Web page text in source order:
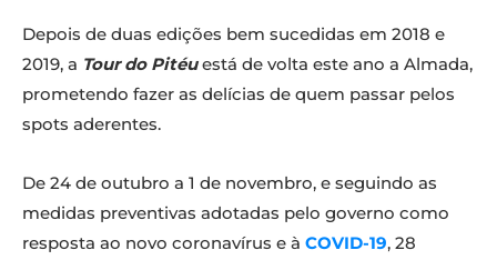
Depois de duas edições bem sucedidas em 2018 e
2019, a Tour do Pitéuestá de volta este ano a Almada,
prometendo fazer as delícias de quem passar pelos
spots aderentes.
De 24 de outubro a 1 de novembro, e seguindo as
medidas preventivas adotadas pelo governo como
resposta ao novo coronavírus e à COVID-19, 28